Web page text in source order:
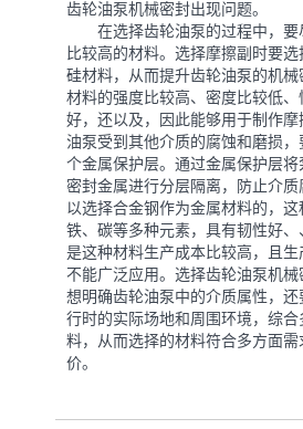
齿轮油泵机械密封出现问题。
在选择齿轮油泵的过程中，要
比较高的材料。选择摩擦副时要
硅材料，从而提升齿轮油泵的机
材料的强度比较高、密度比较低
好，还以及，因此能够用于制作
油泵受到其他介质的腐蚀和磨损
个金属保护层。通过金属保护层
密封金属进行分层隔离，防止介质
以选择合金钢作为金属材料的，这
铁、碳等多种元素，具有韧性好
是这种材料生产成本比较高，且生
不能广泛应用。选择齿轮油泵机
想明确齿轮油泵中的介质属性，
行时的实际场地和周围环境，综
料，从而选择的材料符合多方面
价。